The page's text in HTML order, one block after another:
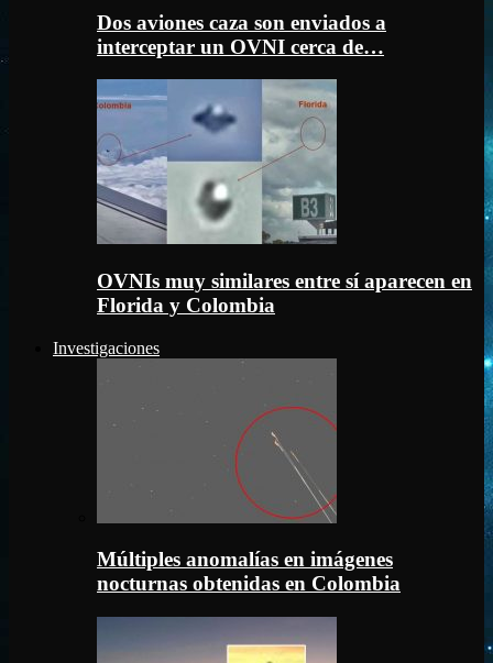
Dos aviones caza son enviados a
interceptar un OVNI cerca de…
OVNIs muy similares entre sí aparecen en
Florida y Colombia
Investigaciones
Múltiples anomalías en imágenes
nocturnas obtenidas en Colombia